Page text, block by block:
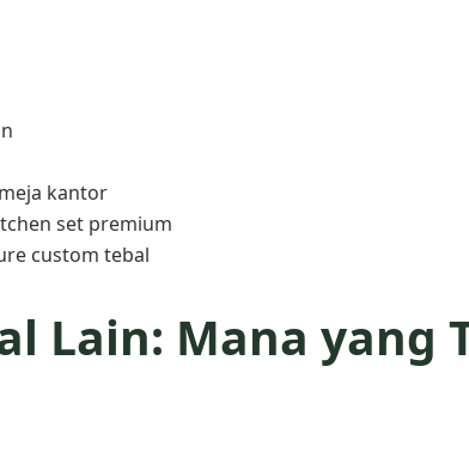
kantor
set premium
custom tebal
Lain: Mana yang